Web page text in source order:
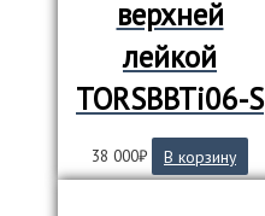
верхней
лейкой
TORSBBTi06-S
38 000₽ В корзину